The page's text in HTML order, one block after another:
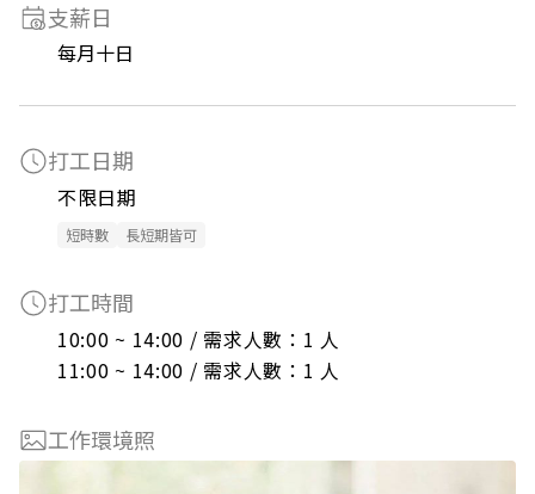
支薪日
每月十日
打工日期
不限日期
短時數 長短期皆可
打工時間
10:00 ~ 14:00 / 需求人數：1 人
11:00 ~ 14:00 / 需求人數：1 人
工作環境照